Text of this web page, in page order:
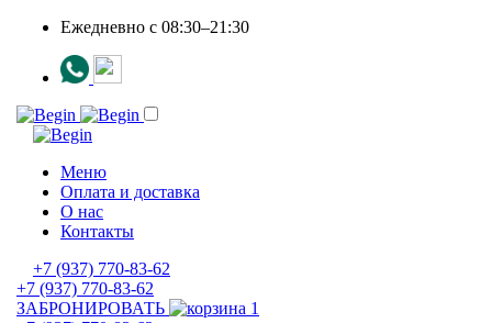
Ежедневно c 08:30–21:30
Меню
Оплата и доставка
О нас
Контакты
+7 (937) 770-83-62
+7 (937) 770-83-62
ЗАБРОНИРОВАТЬ
1